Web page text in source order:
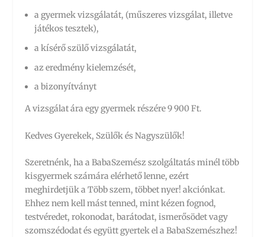
a gyermek vizsgálatát, (műszeres vizsgálat, illetve
játékos tesztek),
a kísérő szülő vizsgálatát,
az eredmény kielemzését,
a bizonyítványt
A vizsgálat ára egy gyermek részére 9 900 Ft.
Kedves Gyerekek, Szülők és Nagyszülők!
Szeretnénk, ha a BabaSzemész szolgáltatás minél több
kisgyermek számára elérhető lenne, ezért
meghirdetjük a Több szem, többet nyer! akciónkat.
Ehhez nem kell mást tenned, mint kézen fognod,
testvéredet, rokonodat, barátodat, ismerősödet vagy
szomszédodat és együtt gyertek el a BabaSzemészhez!